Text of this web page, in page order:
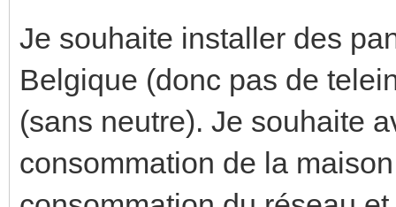
Je souhaite installer des
Belgique (donc pas de
(sans neutre). Je souhaite
consommation de la